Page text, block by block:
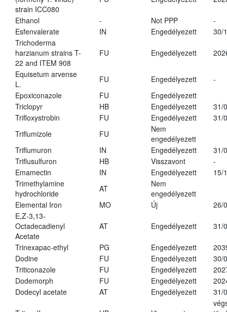
strain ICC080
Ethanol - Not PPP
-
Esfenvalerate
IN Engedélyezett
30/
Trichoderma
harzianum strains T-
22 and ITEM 908
FU Engedélyezett
Equisetum arvense
L.
FU Engedélyezett
-
Epoxiconazole
FU
Engedélyezett
Triclopyr
HB Engedélyezett
31/
Trifloxystrobin
FU Engedélyezett
31/
Triflumizole
FU
Nem
engedélyezett
Triflumuron
IN Engedélyezett
31/
Triflusulfuron
HB Visszavont
-
Emamectin
IN Engedélyezett
15/
Trimethylamine
hydrochloride
AT
Nem
engedélyezett
Elemental Iron
MO Új
26/
E,Z-3,13-
Octadecadienyl
Acetate
AT Engedélyezett 31/
Trinexapac-ethyl PG Engedélyezett
Dodine
FU Engedélyezett
30/
Triticonazole
FU Engedélyezett
Dodemorph
FU Engedélyezett
Dodecyl acetate
AT Engedélyezett 31/